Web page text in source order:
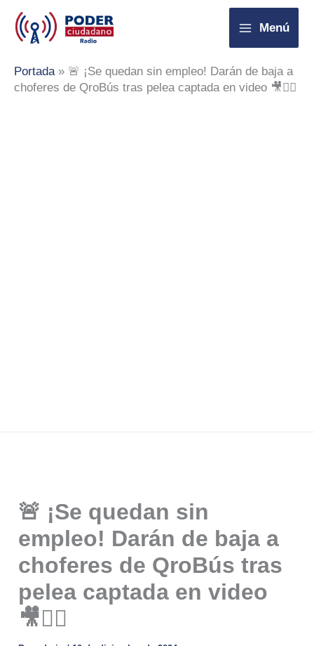
contenido
Menú
Portada» 🚨 ¡Se quedan sin empleo! Darán de baja a
choferes de QroBús tras pelea captada en video 🎥🤦‍♂️
🚨 ¡Se quedan sin
empleo! Darán de baja a
choferes de QroBús tras
pelea captada en video
🎥🤦‍♂️